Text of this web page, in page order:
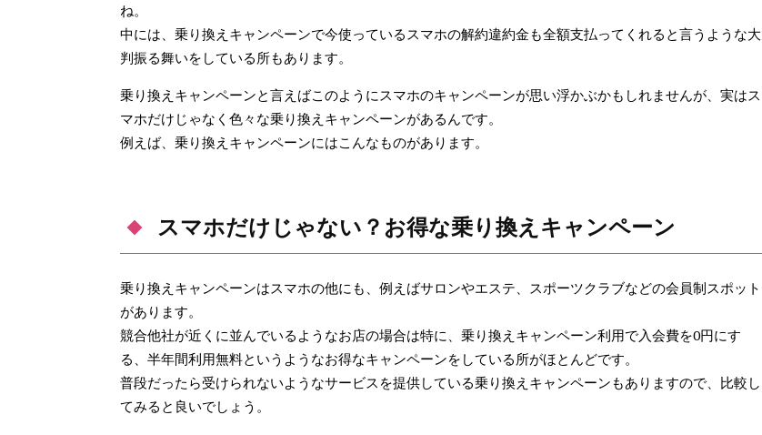
ね。
中には、乗り換えキャンペーンで今使っているスマホの解約違約金も全額支払ってくれると言うような大
判振る舞いをしている所もあります。
乗り換えキャンペーンと言えばこのようにスマホのキャンペーンが思い浮かぶかもしれませんが、実はス
マホだけじゃなく色々な乗り換えキャンペーンがあるんです。
例えば、乗り換えキャンペーンにはこんなものがあります。
スマホだけじゃない？お得な乗り換えキャンペーン
乗り換えキャンペーンはスマホの他にも、例えばサロンやエステ、スポーツクラブなどの会員制スポット
があります。
競合他社が近くに並んでいるようなお店の場合は特に、乗り換えキャンペーン利用で入会費を0円にす
る、半年間利用無料というようなお得なキャンペーンをしている所がほとんどです。
普段だったら受けられないようなサービスを提供している乗り換えキャンペーンもありますので、比較し
てみると良いでしょう。